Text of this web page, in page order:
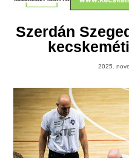
Szerdán
2025.